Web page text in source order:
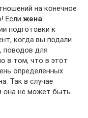
на конечное
Если жена
подготовки к
когда вы подали
поводов для
в том, что в этот
определенных
Так в случае
она не может быть